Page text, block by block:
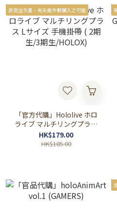
非受注生產，有未能全數購入之可能
「官方代購」Hololive ホロ
ライブ マルチリングプラス
Lサイズ 手機掛帶 ( 2期生/3
期生/HOLOX)
HK$179.00
HK$185.00